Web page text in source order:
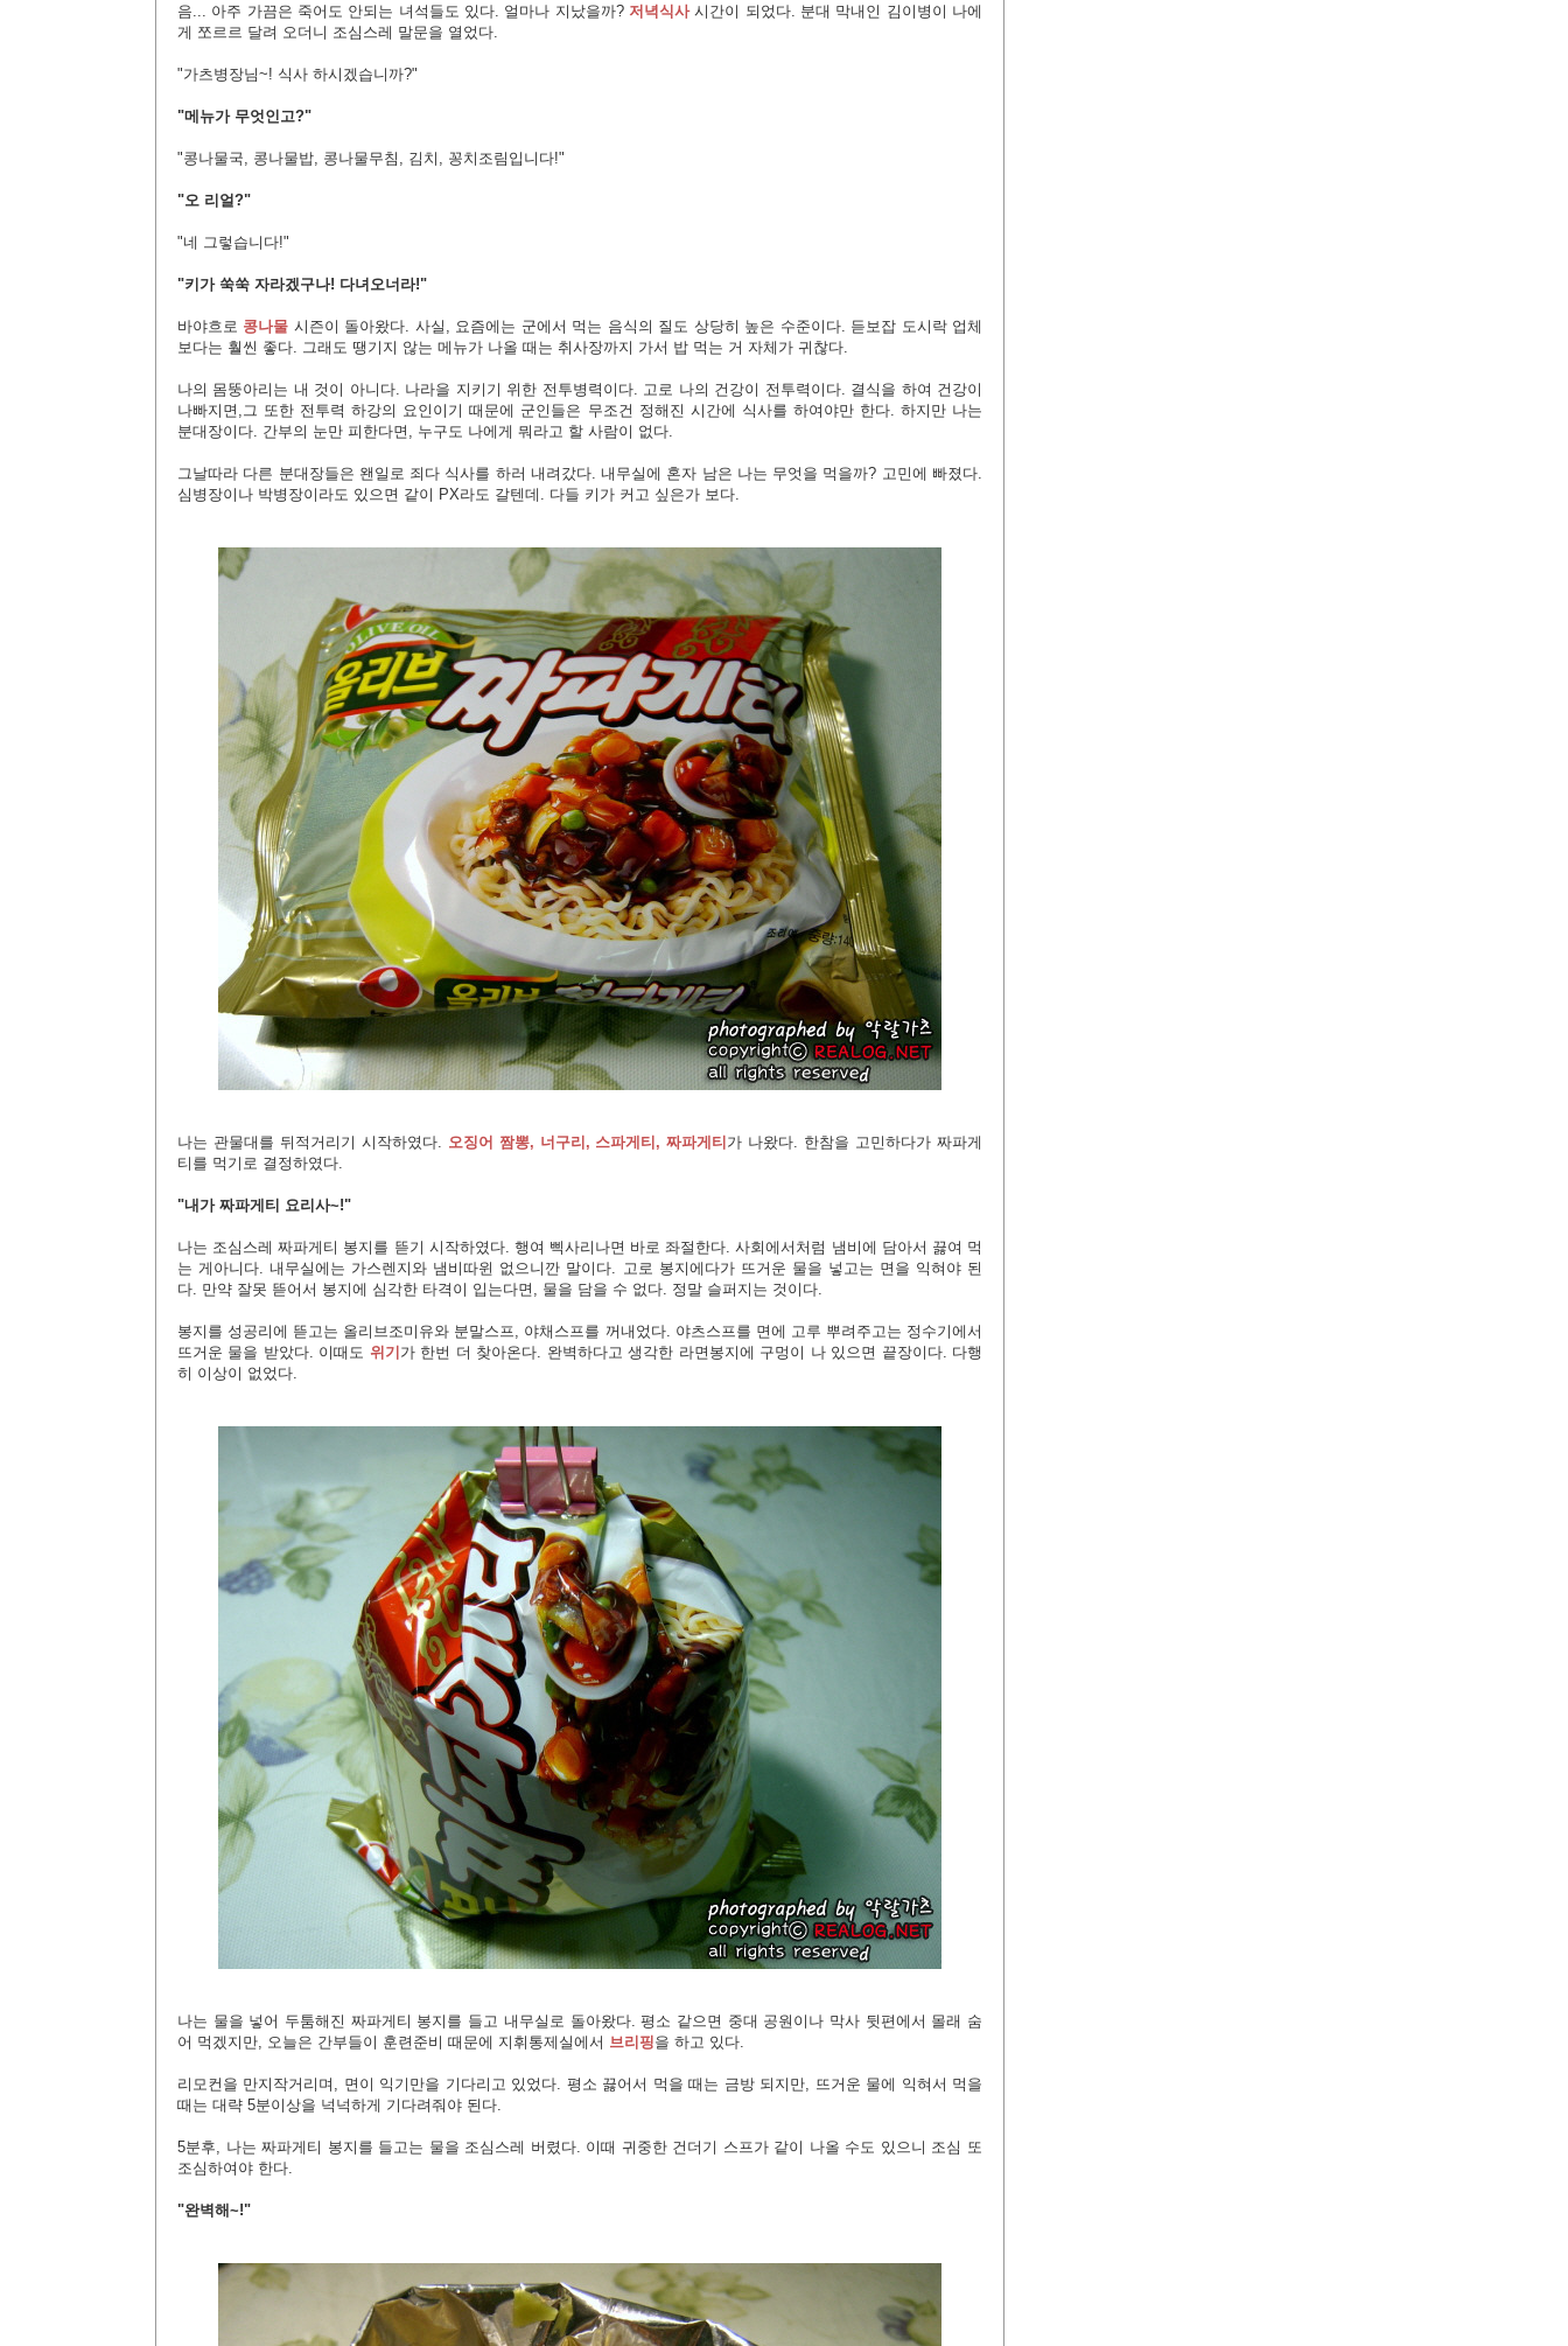
음... 아주 가끔은 죽어도 안되는 녀석들도 있다. 얼마나 지났을까? 저녁식사시간이 되었다. 분대 막내인 김이병이 나에
게 쪼르르 달려 오더니 조심스레 말문을 열었다.
"가츠병장님~! 식사 하시겠습니까?"
"메뉴가 무엇인고?"
"콩나물국, 콩나물밥, 콩나물무침, 김치, 꽁치조림입니다!"
"오 리얼?"
"네 그렇습니다!"
"키가 쑥쑥 자라겠구나! 다녀오너라!"
바야흐로 콩나물 시즌이 돌아왔다. 사실, 요즘에는 군에서 먹는 음식의 질도 상당히 높은 수준이다. 듣보잡 도시락 업체
보다는 훨씬 좋다. 그래도 땡기지 않는 메뉴가 나올 때는 취사장까지 가서 밥 먹는 거 자체가 귀찮다.
나의 몸뚱아리는 내 것이 아니다. 나라을 지키기 위한 전투병력이다. 고로 나의 건강이 전투력이다. 결식을 하여 건강이
나빠지면,그 또한 전투력 하강의 요인이기 때문에 군인들은 무조건 정해진 시간에 식사를 하여야만 한다. 하지만 나는
분대장이다. 간부의 눈만 피한다면, 누구도 나에게 뭐라고 할 사람이 없다.
그날따라 다른 분대장들은 왠일로 죄다 식사를 하러 내려갔다. 내무실에 혼자 남은 나는 무엇을 먹을까? 고민에 빠졌다.
심병장이나 박병장이라도 있으면 같이 PX라도 갈텐데. 다들 키가 커고 싶은가 보다.
나는 관물대를 뒤적거리기 시작하였다. 오징어 짬뽕, 너구리, 스파게티, 짜파게티 가 나왔다. 한참을 고민하다가 짜파게
티를 먹기로 결정하였다.
"내가 짜파게티 요리사~!"
나는 조심스레 짜파게티 봉지를 뜯기 시작하였다. 행여 삑사리나면 바로 좌절한다. 사회에서처럼 냄비에 담아서 끓여 먹
는 게아니다. 내무실에는 가스렌지와 냄비따윈 없으니깐 말이다. 고로 봉지에다가 뜨거운 물을 넣고는 면을 익혀야 된
다. 만약 잘못 뜯어서 봉지에 심각한 타격이 입는다면, 물을 담을 수 없다. 정말 슬퍼지는 것이다.
봉지를 성공리에 뜯고는 올리브조미유와 분말스프, 야채스프를 꺼내었다. 야츠스프를 면에 고루 뿌려주고는 정수기에서
뜨거운 물을 받았다. 이때도 위기 가 한번 더 찾아온다. 완벽하다고 생각한 라면봉지에 구멍이 나 있으면 끝장이다. 다행
히 이상이 없었다.
나는 물을 넣어 두툼해진 짜파게티 봉지를 들고 내무실로 돌아왔다. 평소 같으면 중대 공원이나 막사 뒷편에서 몰래 숨
어 먹겠지만, 오늘은 간부들이 훈련준비 때문에 지휘통제실에서 브리핑을 하고 있다.
리모컨을 만지작거리며, 면이 익기만을 기다리고 있었다. 평소 끓어서 먹을 때는 금방 되지만, 뜨거운 물에 익혀서 먹을
때는 대략 5분이상을 넉넉하게 기다려줘야 된다.
5분후, 나는 짜파게티 봉지를 들고는 물을 조심스레 버렸다. 이때 귀중한 건더기 스프가 같이 나올 수도 있으니 조심 또
조심하여야 한다.
"완벽해~!"